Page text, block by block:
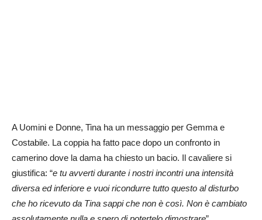
A Uomini e Donne, Tina ha un messaggio per Gemma e
Costabile. La coppia ha fatto pace dopo un confronto in
camerino dove la dama ha chiesto un bacio. Il cavaliere si
giustifica: “e tu avverti durante i nostri incontri una intensità
diversa ed inferiore e vuoi ricondurre tutto questo al disturbo
che ho ricevuto da Tina sappi che non è così. Non è cambiato